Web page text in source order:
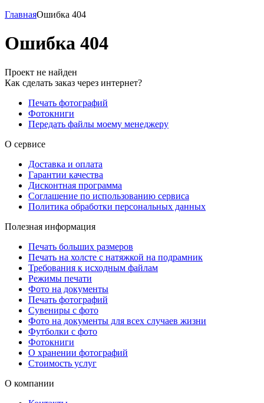
ГлавнаяОшибка 404
Ошибка 404
Проект не найден
Как сделать заказ через интернет?
Печать фотографий
Фотокниги
Передать файлы моему менеджеру
О сервисе
Доставка и оплата
Гарантии качества
Дисконтная программа
Соглашение по использованию сервиса
Политика обработки персональных данных
Полезная информация
Печать больших размеров
Печать на холсте c натяжкой на подрамник
Требования к исходным файлам
Режимы печати
Фото на документы
Печать фотографий
Сувениры с фото
Фото на документы для всех случаев жизни
Футболки с фото
Фотокниги
О хранении фотографий
Стоимость услуг
О компании